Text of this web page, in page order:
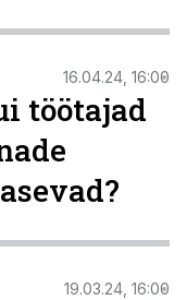
16.04.24, 16:00
töötajad
19.03.24, 16:00